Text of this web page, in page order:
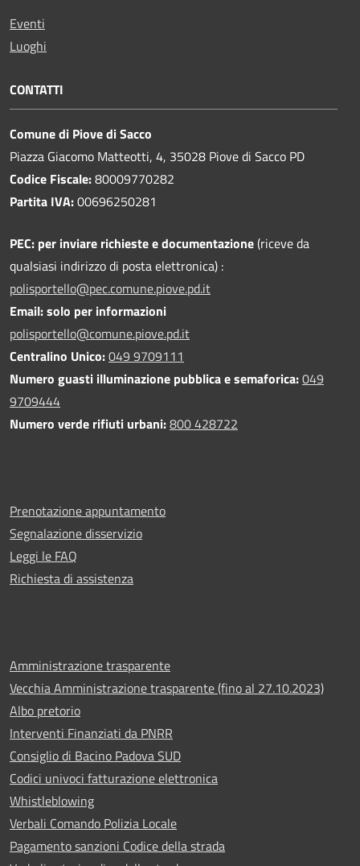
Eventi
Luoghi
CONTATTI
Comune di Piove di Sacco
Piazza Giacomo Matteotti, 4, 35028 Piove di Sacco PD
Codice Fiscale:80009770282
Partita IVA:00696250281
PEC: per inviare richieste e documentazione(riceve da
qualsiasi indirizzo di posta elettronica) :
polisportello@pec.comune.piove.pd.it
Email: solo per informazioni
polisportello@comune.piove.pd.it
Centralino Unico:049 9709111
Numero guasti illuminazione pubblica e semaforica:049
9709444
Numero verde rifiuti urbani:800 428722
Prenotazione appuntamento
Segnalazione disservizio
Leggi le FAQ
Richiesta di assistenza
Amministrazione trasparente
Vecchia Amministrazione trasparente (fino al 27.10.2023)
Albo pretorio
Interventi Finanziati da PNRR
Consiglio di Bacino Padova SUD
Codici univoci fatturazione elettronica
Whistleblowing
Verbali Comando Polizia Locale
Pagamento sanzioni Codice della strada